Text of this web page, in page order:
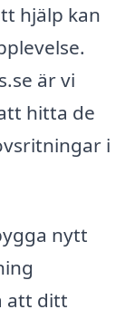
hjälp kan
är vi
hitta de
i
nytt
att ditt